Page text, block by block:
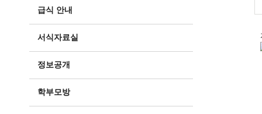
급식 안내
서식자료실
정보공개
학부모방